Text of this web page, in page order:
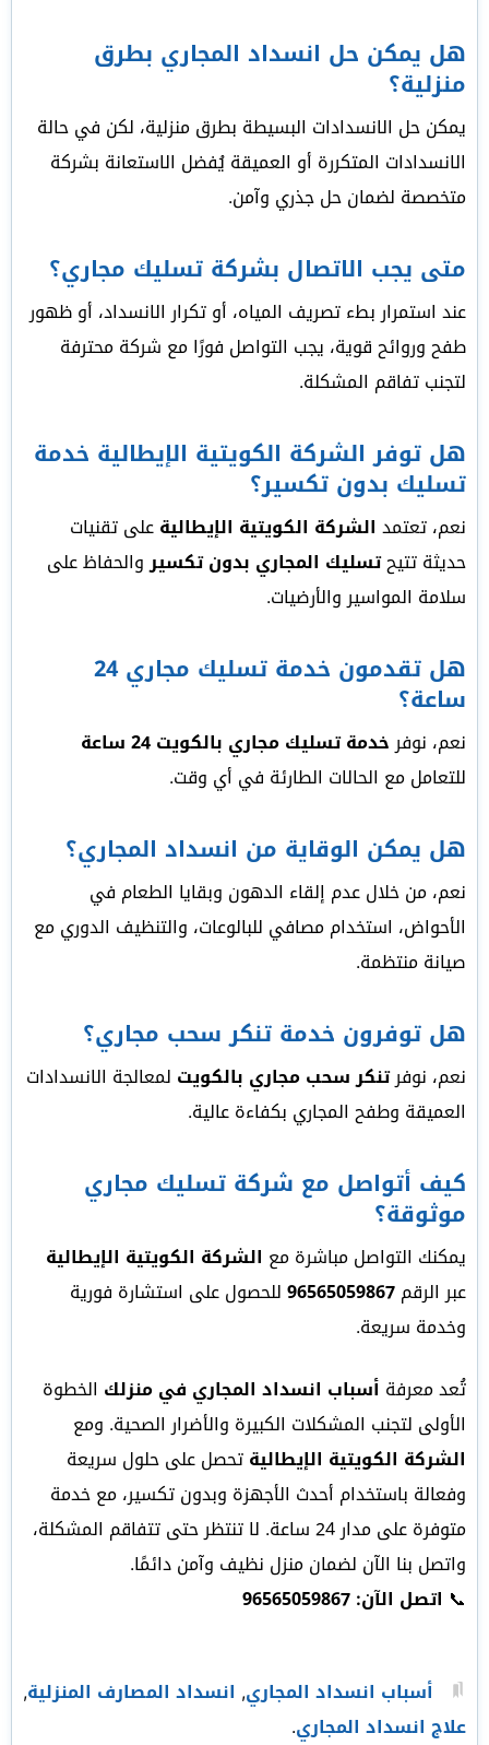
هل يمكن حل انسداد المجاري بطرق
منزلية؟
يمكن حل الانسدادات البسيطة بطرق منزلية، لكن في حالة
الانسدادات المتكررة أو العميقة يُفضل الاستعانة بشركة
متخصصة لضمان حل جذري وآمن.
متى يجب الاتصال بشركة تسليك مجاري؟
عند استمرار بطء تصريف المياه، أو تكرار الانسداد، أو ظهور
طفح وروائح قوية، يجب التواصل فورًا مع شركة محترفة
لتجنب تفاقم المشكلة.
هل توفر الشركة الكويتية الإيطالية خدمة
تسليك بدون تكسير؟
نعم، تعتمد الشركة الكويتية الإيطاليةعلى تقنيات
حديثة تتيحتسليك المجاري بدون تكسيروالحفاظ على
سلامة المواسير والأرضيات.
هل تقدمون خدمة تسليك مجاري 24
ساعة؟
نعم، نوفرخدمة تسليك مجاري بالكويت 24 ساعة
للتعامل مع الحالات الطارئة في أي وقت.
هل يمكن الوقاية من انسداد المجاري؟
نعم، من خلال عدم إلقاء الدهون وبقايا الطعام في
الأحواض، استخدام مصافي للبالوعات، والتنظيف الدوري مع
صيانة منتظمة.
هل توفرون خدمة تنكر سحب مجاري؟
نعم، نوفرتنكر سحب مجاري بالكويت لمعالجة الانسدادات
العميقة وطفح المجاري بكفاءة عالية.
كيف أتواصل مع شركة تسليك مجاري
موثوقة؟
يمكنك التواصل مباشرة مع الشركة الكويتية الإيطالية
عبر الرقم96565059867للحصول على استشارة فورية
وخدمة سريعة.
تُعد معرفة أسباب انسداد المجاري في منزلك الخطوة
الأولى لتجنب المشكلات الكبيرة والأضرار الصحية. ومع
الشركة الكويتية الإيطاليةتحصل على حلول سريعة
وفعالة باستخدام أحدث الأجهزة وبدون تكسير، مع خدمة
متوفرة على مدار 24 ساعة. لا تنتظر حتى تتفاقم المشكلة،
واتصل بنا الآن لضمان منزل نظيف وآمن دائمًا.
📞 اتصل الآن: 96565059867
أسباب انسداد المجاري, انسداد المصارف المنزلية,
علاج انسداد المجاري.